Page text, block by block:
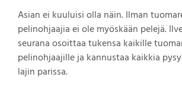
Asian ei kuuluisi olla näin. Ilman
pelinohjaajia ei ole myöskään pelejä.
seurana osoittaa tukensa kaikille
pelinohjaajille ja kannustaa kaikkia
lajin parissa.